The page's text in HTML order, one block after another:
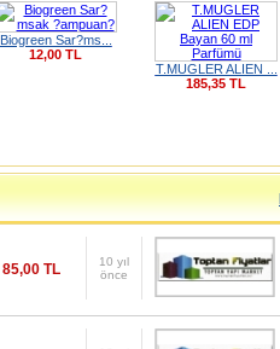
Biogreen Sar?ms...
12,00 TL
T.MUGLER ALIEN ...
185,35 TL
85,00 TL
10 yıl
önce